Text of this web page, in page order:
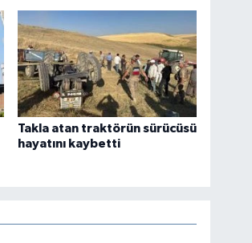
Takla atan traktörün sürücüsü
hayatını kaybetti